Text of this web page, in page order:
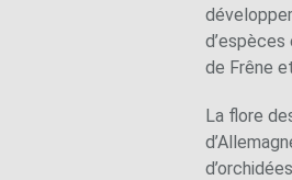
de Frêne
La flore